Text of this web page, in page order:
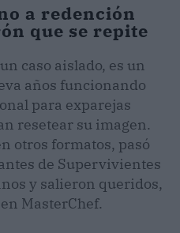
a redención
que se repite
caso aislado, es un
años funcionando
para exparejas
resetear su imagen.
otros formatos, pasó
de Supervivientes
y salieron queridos,
MasterChef.